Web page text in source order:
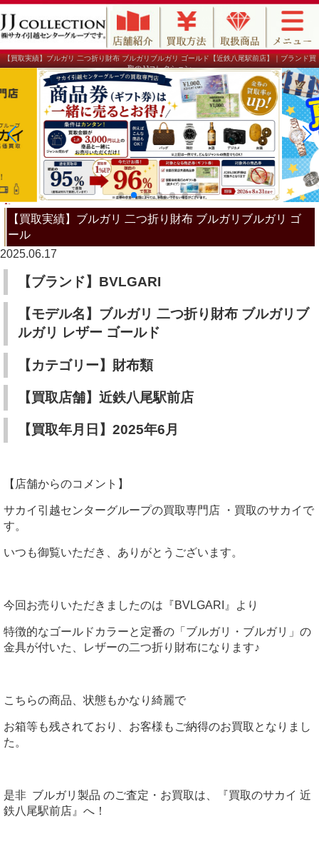
【買取実績】ブルガリ 二つ折り財布 ブルガリブルガリ ゴールド【近鉄八尾駅前店】｜ブランド買
取のJJコレクション
【買取実績】ブルガリ 二つ折り財布 ブルガリブルガリ ゴ
ール
2025.06.17
【ブランド】BVLGARI
【モデル名】ブルガリ 二つ折り財布 ブルガリブ
ルガリ レザー ゴールド
【カテゴリー】財布類
【買取店舗】近鉄八尾駅前店
【買取年月日】2025年6月
【店舗からのコメント】
サカイ引越センターグループの買取専門店 ・買取のサカイで
す。
いつも御覧いただき、ありがとうございます。
今回お売りいただきましたのは『BVLGARI』より
特徴的なゴールドカラーと定番の「ブルガリ・ブルガリ」の
金具が付いた、レザーの二つ折り財布になります♪
こちらの商品、状態もかなり綺麗で
お箱等も残されており、お客様もご納得のお買取となりまし
た。
是非 ブルガリ製品 のご査定・お買取は、『買取のサカイ 近
鉄八尾駅前店』へ！